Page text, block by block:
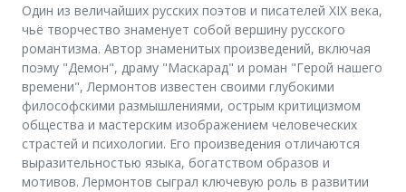
Один из величайших русских поэтов и писателей XIX века,
чьё творчество знаменует собой вершину русского
романтизма. Автор знаменитых произведений, включая
поэму "Демон", драму "Маскарад" и роман "Герой нашего
времени", Лермонтов известен своими глубокими
философскими размышлениями, острым критицизмом
общества и мастерским изображением человеческих
страстей и психологии. Его произведения отличаются
выразительностью языка, богатством образов и
мотивов. Лермонтов сыграл ключевую роль в развитии